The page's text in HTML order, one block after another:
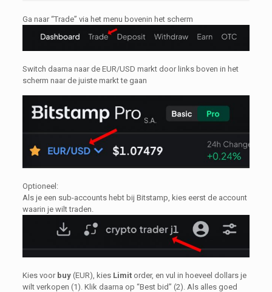
Ga naar “Trade” via het menu bovenin het scherm
Switch daarna naar de EUR/USD markt door links boven in het
scherm naar de juiste markt te gaan
Optioneel:
Als je een sub-accounts hebt bij Bitstamp, kies eerst de account
waarin je wilt traden.
Kies voor buy(EUR), kies Limitorder, en vul in hoeveel dollars je
wilt verkopen (1). Klik daarna op “Best bid” (2). Als alles goed